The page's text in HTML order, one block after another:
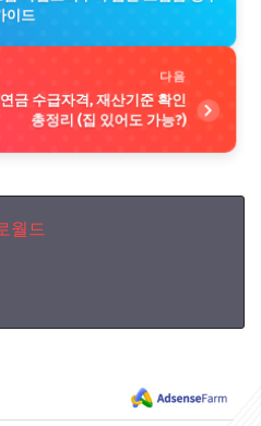
이드
다음
금 수급자격, 재산기준 확인
총정리 (집 있어도 가능?)
월드